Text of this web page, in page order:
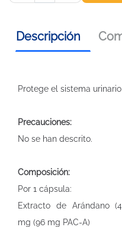
Descripción
Protege el sistema
Precauciones:
No se han descrito.
Composición:
Por 1 cápsula:
Extracto de Arándano
mg (96 mg PAC-A)